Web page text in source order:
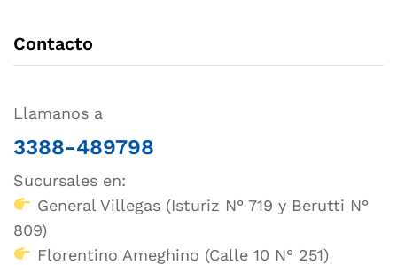
Contacto
Llamanos a
3388-489798
Sucursales en:
General Villegas (Isturiz N° 719 y Berutti N°
809)
Florentino Ameghino (Calle 10 N° 251)